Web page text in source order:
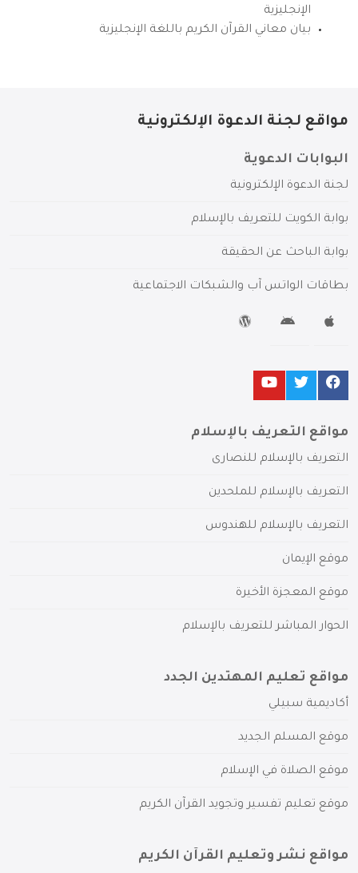
الإنجليزية
بيان معاني القرآن الكريم باللغة الإنجليزية
مواقع لجنة الدعوة الإلكترونية
البوابات الدعوية
لجنة الدعوة الإلكترونية
بوابة الكويت للتعريف بالإسلام
بوابة الباحث عن الحقيقة
بطاقات الواتس آب والشبكات الاجتماعية
مواقع التعريف بالإسلام
التعريف بالإسلام للنصارى
التعريف بالإسلام للملحدين
التعريف بالإسلام للهندوس
موقع الإيمان
موقع المعجزة الأخيرة
الحوار المباشر للتعريف بالإسلام
مواقع تعليم المهتدين الجدد
أكاديمية سبيلي
موقع المسلم الجديد
موقع الصلاة في الإسلام
موقع تعليم تفسير وتجويد القرآن الكريم
مواقع نشر وتعليم القرآن الكريم